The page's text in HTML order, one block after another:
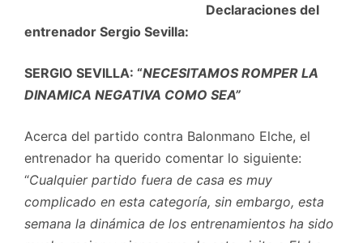
Declaraciones del
entrenador Sergio Sevilla:
SERGIO SEVILLA: “NECESITAMOS ROMPER LA
DINAMICA NEGATIVA COMO SEA”
Acerca del partido contra Balonmano Elche, el
entrenador ha querido comentar lo siguiente:
“Cualquier partido fuera de casa es muy
complicado en esta categoría, sin embargo, esta
semana la dinámica de los entrenamientos ha sido